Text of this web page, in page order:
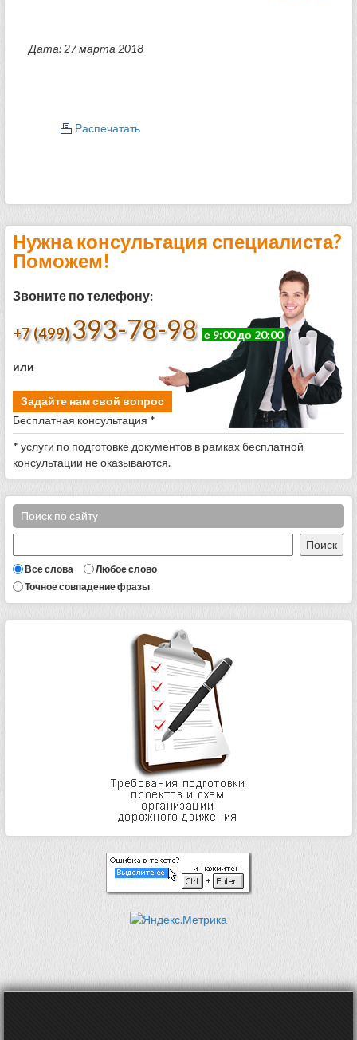
Дата: 27 марта 2018
Распечатать
Нужна консультация специалиста?
Поможем!
Звоните по телефону:
+7 (499) 393-78-98 с 9:00 до 20:00
или
Задайте нам свой вопрос
Бесплатная консультация *
* услуги по подготовке документов в рамках бесплатной
консультации не оказываются.
Поиск по сайту
Все слова
Любое слово
Точное совпадение фразы